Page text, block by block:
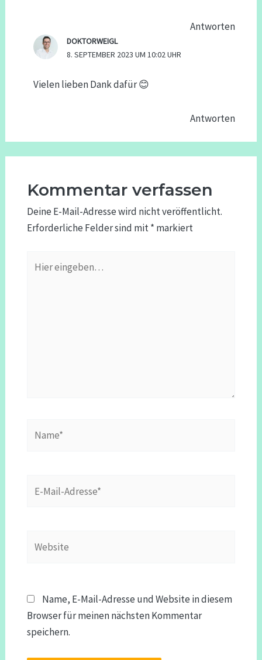
Antworten
DOKTORWEIGL
8. SEPTEMBER 2023 UM 10:02 UHR
Vielen lieben Dank dafür 😊
Antworten
Kommentar verfassen
Deine E-Mail-Adresse wird nicht veröffentlicht.
Erforderliche Felder sind mit* markiert
eingeben…
Mail-
Name, E-Mail-Adresse und Website in diesem
Browser für meinen nächsten Kommentar
speichern.